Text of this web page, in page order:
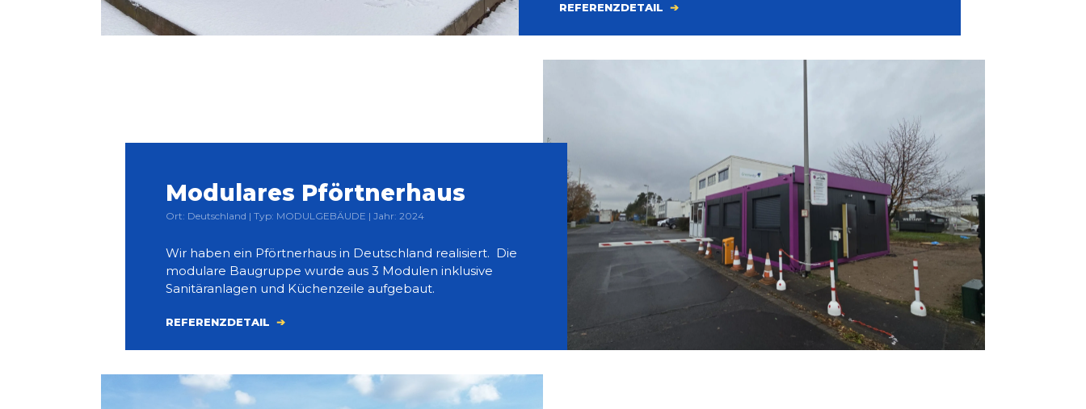
REFERENZDETAIL
Modulares Pförtnerhaus
Ort: Deutschland | Typ: MODULGEBÄUDE | Jahr: 2024
Wir haben ein Pförtnerhaus in Deutschland realisiert. Die
modulare Baugruppe wurde aus 3 Modulen inklusive
Sanitäranlagen und Küchenzeile aufgebaut.
REFERENZDETAIL